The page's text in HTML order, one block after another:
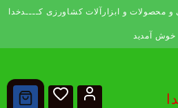
محصولات و ابزارآلات کشاورزی کــــدخدا
خوش آمدید